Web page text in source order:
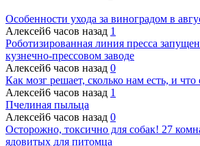
Особенности ухода за виноградом в
Алексей6 часов назад 1
Роботизированная линия пресса
кузнечно-прессовом заводе
Алексей6 часов назад 0
Как мозг решает, сколько нам есть, и что
Алексей6 часов назад 1
Пчелиная пыльца
Алексей6 часов назад 0
Осторожно, токсично для собак! 27
ядовитых для питомца